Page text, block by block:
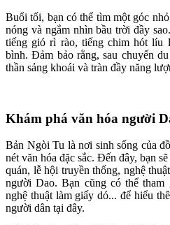
Buổi tối, bạn có thể tìm một góc
nóng và ngắm nhìn bầu trời đầy
tiếng gió rì rào, tiếng chim hót líu
bình. Đảm bảo rằng, sau chuyến
thần sảng khoái và tràn đầy năng
Khám phá văn hóa người
Bản Ngòi Tu là nơi sinh sống của
nét văn hóa đặc sắc. Đến đây, bạn
quán, lễ hội truyền thống, nghệ
người Dao. Bạn cũng có thể
nghệ thuật làm giấy dó... để hiểu
người dân tại đây.